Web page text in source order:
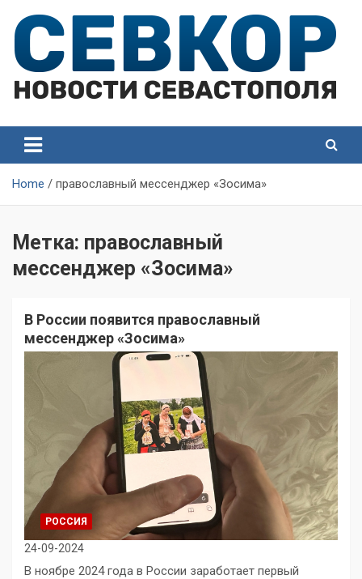
content
Севастополя
Севастополя
Home православный мессенджер «Зосима»
Метка: православный
мессенджер «Зосима»
В России появится православный
мессенджер «Зосима»
РОССИЯ
24-09-2024
В ноябре 2024 года в России заработает первый